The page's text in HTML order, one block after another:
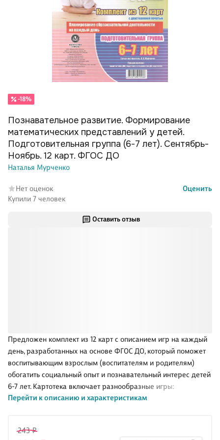
Оставить отзыв
Предложен комплект из 12 карт с описанием игр на каждый
день, разработанных на основе ФГОС ДО, который поможет
воспитывающим взрослым (воспитателям и родителям)
обогатить социальный опыт и познавательный интерес детей
6-7 лет. Картотека включает разнообразные игры:
дидактические, сюжетно-ролевые, строительно-
художественное творчество, конструирование.
Перейти к описанию и характеристикам
-18%
Познавательное развитие. Формирование
математических представлений у детей.
Подготовительная группа (6-7 лет). Сентябрь-
Ноябрь. 12 карт. ФГОС ДО
Наталья Мурченко
Нет оценок
Оценить
Купили 7 человек
243 ₽